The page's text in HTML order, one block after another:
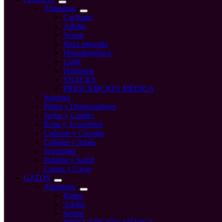
Alimentos
Cachorro
Adulto
Senior
Raza pequeña
Hipoalergénico
Light
Húmedos
SNACKS
PRESCRIPCIÓN MÉDICA
Juguetes
Platos y Dispensadores
Jaulas y Caniles
Ropa y Accesorios
Cadenas y Cuerdas
Collares y Arnés
Seguridad
Higiene y Salud
Camas y Casas
GATOS
Alimentos
Kitten
Adulto
Senior